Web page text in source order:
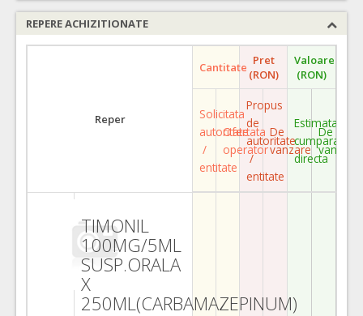
REPERE ACHIZITIONATE
Reper
Cantitate Pret
(RON)
Valoare
(RON)
Solicitata
autoritate
/
entitate
Ofertata
operator
Propus
de
autoritate
/
entitate
De
vanzare
Estimata
cumparare
directa
De
vanzare
TIMONIL
100MG/5ML
SUSP.ORALA
X
250ML(CARBAMAZEPINUM)